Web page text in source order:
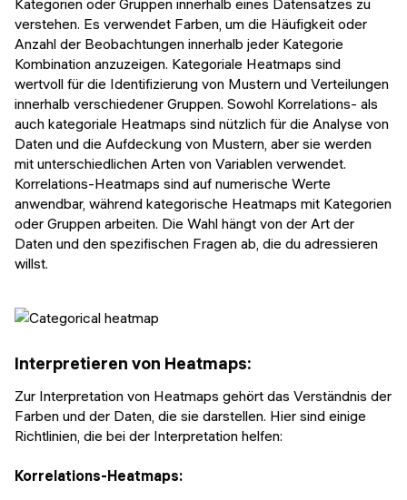
verstehen. Es verwendet Farben, um die Häufigkeit oder
Anzahl der Beobachtungen innerhalb jeder Kategorie
Kombination anzuzeigen. Kategoriale Heatmaps sind
wertvoll für die Identifizierung von Mustern und Verteilungen
innerhalb verschiedener Gruppen. Sowohl Korrelations- als
auch kategoriale Heatmaps sind nützlich für die Analyse von
Daten und die Aufdeckung von Mustern, aber sie werden
mit unterschiedlichen Arten von Variablen verwendet.
Korrelations-Heatmaps sind auf numerische Werte
anwendbar, während kategorische Heatmaps mit Kategorien
oder Gruppen arbeiten. Die Wahl hängt von der Art der
Daten und den spezifischen Fragen ab, die du adressieren
willst.
Interpretieren von Heatmaps:
Zur Interpretation von Heatmaps gehört das Verständnis der
Farben und der Daten, die sie darstellen. Hier sind einige
Richtlinien, die bei der Interpretation helfen:
Korrelations-Heatmaps: